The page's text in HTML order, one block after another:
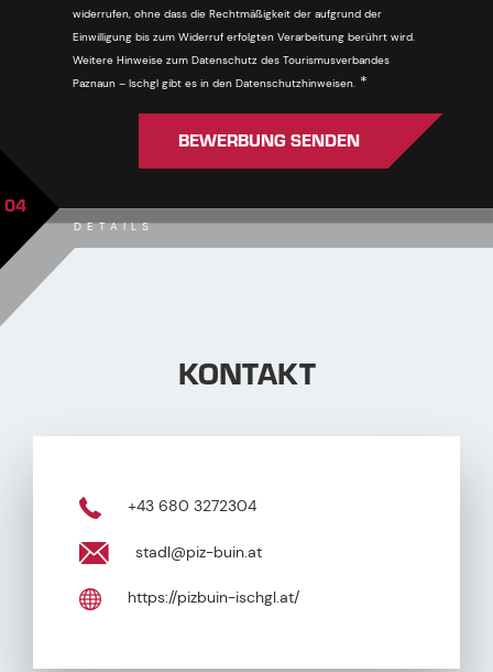
widerrufen, ohne dass die Rechtmäßigkeit der aufgrund der
Einwilligung bis zum Widerruf erfolgten Verarbeitung berührt wird.
Weitere Hinweise zum Datenschutz des Tourismusverbandes
Paznaun – Ischgl gibt es in den Datenschutzhinweisen. *
BEWERBUNG SENDEN
DETAILS
04
KONTAKT
+43 680 3272304
stadl@piz-buin.at
https://pizbuin-ischgl.at/